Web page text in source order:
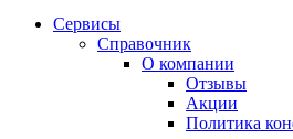
Сервисы
Справочник
О компании
Отзывы
Акции
Политика